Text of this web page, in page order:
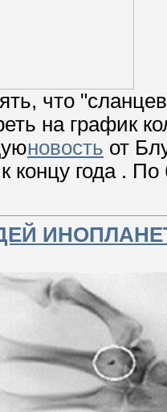
что
на график
новость от
концу года .